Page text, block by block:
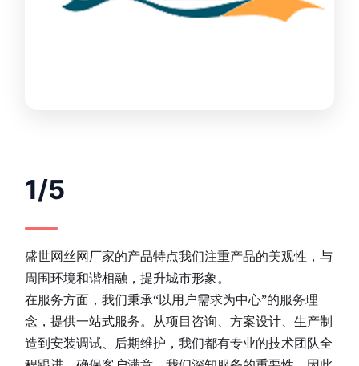
1/5
盛世网丝网厂家的产品特点我们注重产品的美观性，与
周围环境和谐相融，提升城市形象。
在服务方面，我们秉承“以用户需求为中心”的服务理
念，提供一站式服务。从项目咨询、方案设计、生产制
造到安装调试、后期维护，我们都有专业的技术团队全